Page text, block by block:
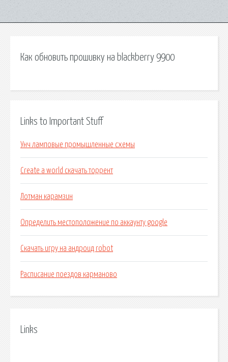
Как обновить прошивку на blackberry 9900
Links to Important Stuff
Унч ламповые промышленные схемы
Create a world скачать торрент
Лотман карамзин
Определить местоположение по аккаунту google
Скачать игру на андроид robot
Расписание поездов карманово
Links